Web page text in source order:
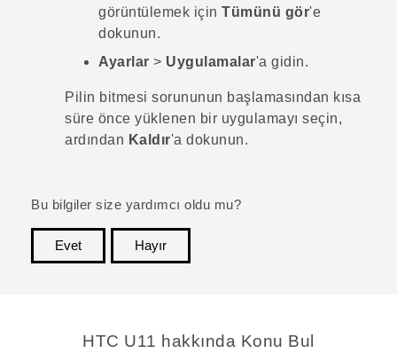
görüntülemek için Tümünü gör'e
dokunun.
Ayarlar > Uygulamalar'a gidin.
Pilin bitmesi sorununun başlamasından kısa
süre önce yüklenen bir uygulamayı seçin,
ardından Kaldır'a dokunun.
Bu bilgiler size yardımcı oldu mu?
Evet
Hayır
HTC U11 hakkında Konu Bul